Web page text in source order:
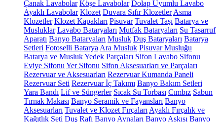
Çanak Lavabolar Köşe Lavabolar Dolap Uyumlu Lavabo
Ayaklı Lavabolar Klozet Duvara Sıfır Klozetler Asma
Klozetler Klozet Kapakları Pisuvar Tuvalet Taşı Batarya ve
Musluklar Lavabo Bataryaları Mutfak Bataryaları Su Tasarruf
Aparatı Banyo Bataryaları Musluk Duş Bataryaları Batarya
Setleri Fotoselli Batarya Ara Musluk Pisuvar Musluğu
Batarya ve Musluk Yedek Parçaları Sifon Lavabo Sifonu
Eviye Sifonu Yer Sifonu Sifon Aksesuarları ve Parçaları
Rezervuar ve Aksesuarları Rezervuar Kumanda Paneli
Rezervuar Seti Rezervuar İç Takımı Banyo Bakım Setleri
Yara Bandı Lif ve Süngerler Sıcak Su Torbası Cımbız Sabun
Tırnak Makası Banyo Seramik ve Fayansları Banyo
Aksesuarları Tuvalet ve Klozet Fırçaları Ayaklı Fırçalık ve
Kağıtlık Seti Duş Rafı Banyo Aynaları Banyo Askısı Banyo